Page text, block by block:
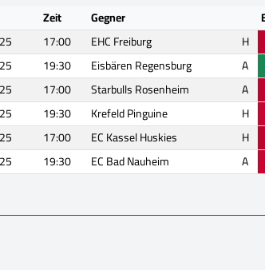
Zeit Gegner
17:00 EHC Freiburg H
19:30 Eisbären Regensburg A
17:00 Starbulls Rosenheim A
19:30 Krefeld Pinguine H
17:00 EC Kassel Huskies H
19:30 EC Bad Nauheim A